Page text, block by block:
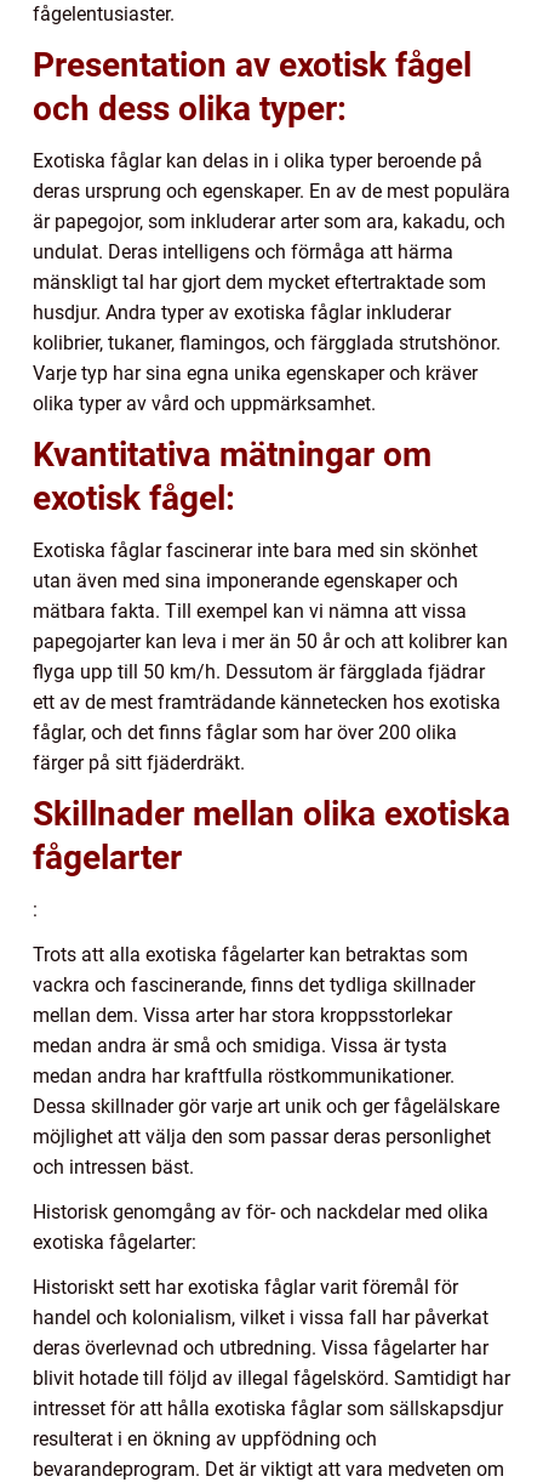
fågelentusiaster.
Presentation av exotisk fågel
och dess olika typer:
Exotiska fåglar kan delas in i olika typer beroende på
deras ursprung och egenskaper. En av de mest populära
är papegojor, som inkluderar arter som ara, kakadu, och
undulat. Deras intelligens och förmåga att härma
mänskligt tal har gjort dem mycket eftertraktade som
husdjur. Andra typer av exotiska fåglar inkluderar
kolibrier, tukaner, flamingos, och färgglada strutshönor.
Varje typ har sina egna unika egenskaper och kräver
olika typer av vård och uppmärksamhet.
Kvantitativa mätningar om
exotisk fågel:
Exotiska fåglar fascinerar inte bara med sin skönhet
utan även med sina imponerande egenskaper och
mätbara fakta. Till exempel kan vi nämna att vissa
papegojarter kan leva i mer än 50 år och att kolibrer kan
flyga upp till 50 km/h. Dessutom är färgglada fjädrar
ett av de mest framträdande kännetecken hos exotiska
fåglar, och det finns fåglar som har över 200 olika
färger på sitt fjäderdräkt.
Skillnader mellan olika exotiska
fågelarter
:
Trots att alla exotiska fågelarter kan betraktas som
vackra och fascinerande, finns det tydliga skillnader
mellan dem. Vissa arter har stora kroppsstorlekar
medan andra är små och smidiga. Vissa är tysta
medan andra har kraftfulla röstkommunikationer.
Dessa skillnader gör varje art unik och ger fågelälskare
möjlighet att välja den som passar deras personlighet
och intressen bäst.
Historisk genomgång av för- och nackdelar med olika
exotiska fågelarter:
Historiskt sett har exotiska fåglar varit föremål för
handel och kolonialism, vilket i vissa fall har påverkat
deras överlevnad och utbredning. Vissa fågelarter har
blivit hotade till följd av illegal fågelskörd. Samtidigt har
intresset för att hålla exotiska fåglar som sällskapsdjur
resulterat i en ökning av uppfödning och
bevarandeprogram. Det är viktigt att vara medveten om